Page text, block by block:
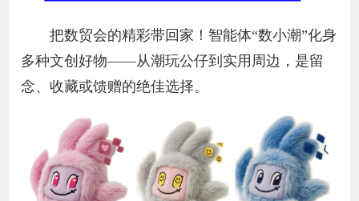
把数贸会的精彩带回家！智能体“数小潮”化身
多种文创好物——从潮玩公仔到实用周边，是留
念、收藏或馈赠的绝佳选择。